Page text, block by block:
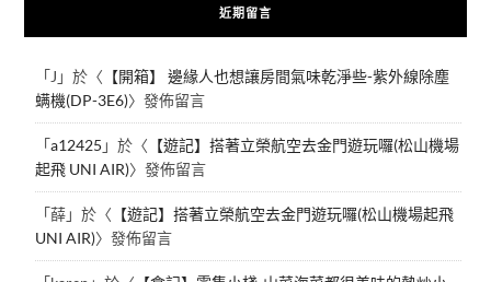
近期留言
「J 」於〈 【開箱】 邊緣人也想讓房間氣味乾淨些-紫外線除塵
螨機(DP-3E6)〉發佈留言
「a12425 」於〈 【遊記】搭著立榮航空去金門遊玩囉(松山機場
起飛 UNI AIR)〉發佈留言
「薛」於〈 【遊記】搭著立榮航空去金門遊玩囉(松山機場起飛
UNI AIR)〉發佈留言